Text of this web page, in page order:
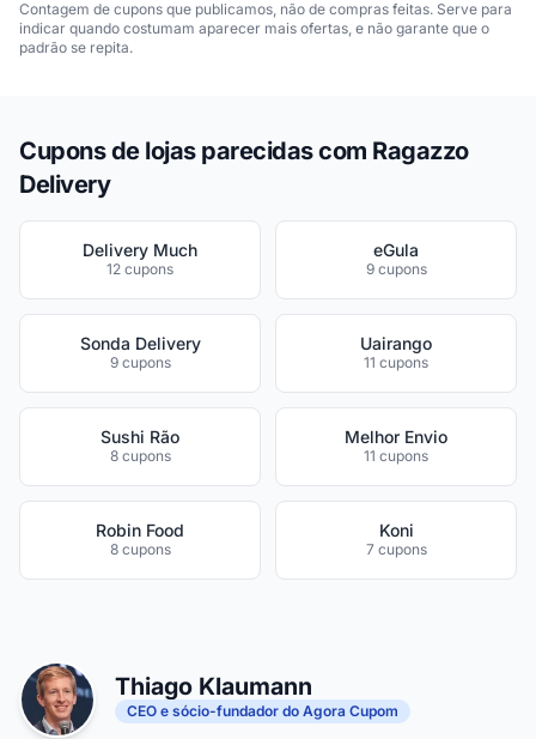
Contagem de cupons que publicamos, não de compras feitas. Serve para
indicar quando costumam aparecer mais ofertas, e não garante que o
padrão se repita.
Cupons de lojas parecidas com Ragazzo
Delivery
Delivery Much
12 cupons
eGula
9 cupons
Sonda Delivery
9 cupons
Uairango
11 cupons
Sushi Rão
8 cupons
Melhor Envio
11 cupons
Robin Food
8 cupons
Koni
7 cupons
Thiago Klaumann
CEO e sócio-fundador do Agora Cupom